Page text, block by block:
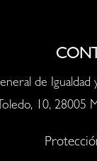
de
10, 28005